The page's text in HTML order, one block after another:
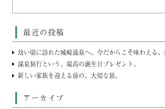
最近の投稿
幼い頃に訪れた城崎温泉へ。今だからこそ味わえる、
温泉旅行という、最高の誕生日プレゼント。
新しい家族を迎える前の、大切な旅。
アーカイブ